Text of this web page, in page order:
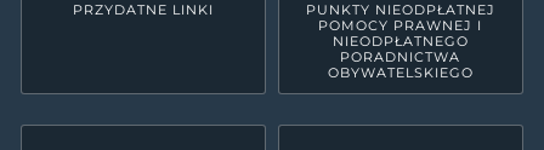
PRZYDATNE LINKI
PUNKTY NIEODPŁATNEJ
POMOCY PRAWNEJ I
NIEODPŁATNEGO
PORADNICTWA
OBYWATELSKIEGO